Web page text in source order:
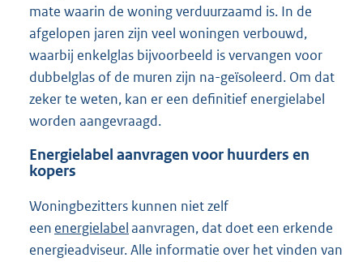
mate waarin de woning verduurzaamd is. In de
afgelopen jaren zijn veel woningen verbouwd,
waarbij enkelglas bijvoorbeeld is vervangen voor
dubbelglas of de muren zijn na-geïsoleerd. Om dat
zeker te weten, kan er een definitief energielabel
worden aangevraagd.
Energielabel aanvragen voor huurders en
kopers
Woningbezitters kunnen niet zelf
een energielabelaanvragen, dat doet een erkende
energieadviseur. Alle informatie over het vinden van